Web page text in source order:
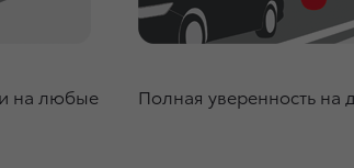
на любые
Полная уверенность на